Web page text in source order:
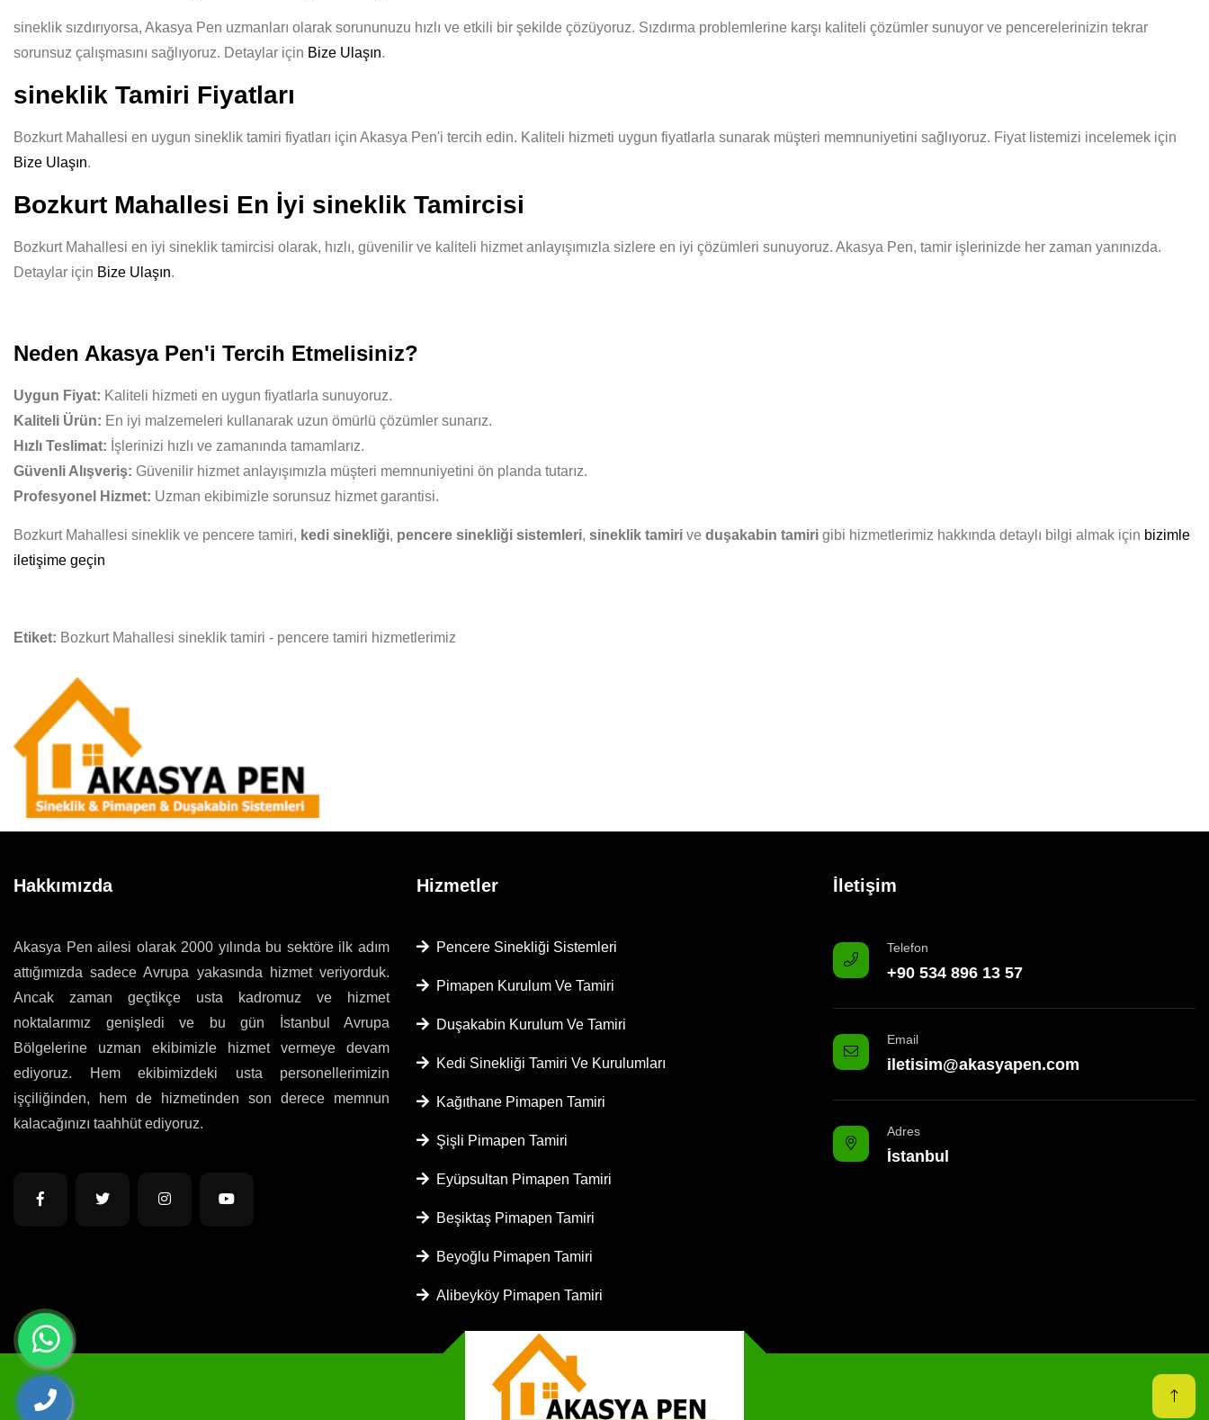
sineklik sızdırıyorsa, Akasya Pen uzmanları olarak sorununuzu hızlı ve etkili bir şekilde çözüyoruz. Sızdırma problemlerine karşı kaliteli çözümler sunuyor ve pencerelerinizin tekrar
sorunsuz çalışmasını sağlıyoruz. Detaylar için Bize Ulaşın.
sineklik Tamiri Fiyatları
Bozkurt Mahallesi en uygun sineklik tamiri fiyatları için Akasya Pen'i tercih edin. Kaliteli hizmeti uygun fiyatlarla sunarak müşteri memnuniyetini sağlıyoruz. Fiyat listemizi incelemek için
Bize Ulaşın.
Bozkurt Mahallesi En İyi sineklik Tamircisi
Bozkurt Mahallesi en iyi sineklik tamircisi olarak, hızlı, güvenilir ve kaliteli hizmet anlayışımızla sizlere en iyi çözümleri sunuyoruz. Akasya Pen, tamir işlerinizde her zaman yanınızda.
Detaylar için Bize Ulaşın.
Neden Akasya Pen'i Tercih Etmelisiniz?
Uygun Fiyat: Kaliteli hizmeti en uygun fiyatlarla sunuyoruz.
Kaliteli Ürün: En iyi malzemeleri kullanarak uzun ömürlü çözümler sunarız.
Hızlı Teslimat: İşlerinizi hızlı ve zamanında tamamlarız.
Güvenli Alışveriş: Güvenilir hizmet anlayışımızla müşteri memnuniyetini ön planda tutarız.
Profesyonel Hizmet: Uzman ekibimizle sorunsuz hizmet garantisi.
Bozkurt Mahallesi sineklik ve pencere tamiri, kedi sinekliği, pencere sinekliği sistemleri, sineklik tamiri ve duşakabin tamiri gibi hizmetlerimiz hakkında detaylı bilgi almak için bizimle
iletişime geçin
Etiket: Bozkurt Mahallesi sineklik tamiri - pencere tamiri hizmetlerimiz
Hakkımızda
Akasya Pen ailesi olarak 2000 yılında bu sektöre ilk adım
attığımızda sadece Avrupa yakasında hizmet veriyorduk.
Ancak zaman geçtikçe usta kadromuz ve hizmet
noktalarımız genişledi ve bu gün İstanbul Avrupa
Bölgelerine uzman ekibimizle hizmet vermeye devam
ediyoruz. Hem ekibimizdeki usta personellerimizin
işçiliğinden, hem de hizmetinden son derece memnun
kalacağınızı taahhüt ediyoruz.
Hizmetler
Pencere Sinekliği Sistemleri
Pimapen Kurulum Ve Tamiri
Duşakabin Kurulum Ve Tamiri
Kedi Sinekliği Tamiri Ve Kurulumları
Kağıthane Pimapen Tamiri
Şişli Pimapen Tamiri
Eyüpsultan Pimapen Tamiri
Beşiktaş Pimapen Tamiri
Beyoğlu Pimapen Tamiri
Alibeyköy Pimapen Tamiri
İletişim
Telefon
+90 534 896 13 57
Email
iletisim@akasyapen.com
Adres
İstanbul